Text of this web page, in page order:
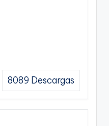
8089 Descargas